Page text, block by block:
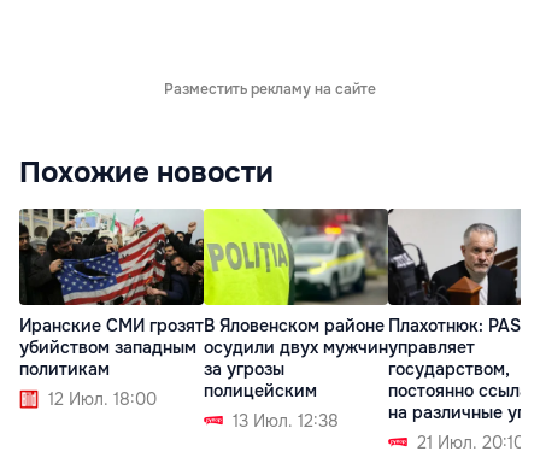
Разместить рекламу на сайте
Похожие новости
Иранские СМИ грозят
убийством западным
политикам
12 Июл. 18:00
В Яловенском районе
осудили двух мужчин
за угрозы
полицейским
13 Июл. 12:38
Плахотнюк: PAS
управляет
государством,
постоянно
на различные
21 Июл. 20:10